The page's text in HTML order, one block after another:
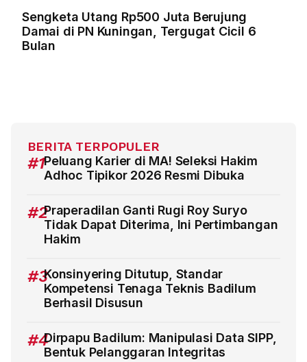
Sengketa Utang Rp500 Juta Berujung
Damai di PN Kuningan, Tergugat Cicil 6
Bulan
BERITA TERPOPULER
#1Peluang Karier di MA! Seleksi Hakim
Adhoc Tipikor 2026 Resmi Dibuka
#2Praperadilan Ganti Rugi Roy Suryo
Tidak Dapat Diterima, Ini Pertimbangan
Hakim
#3Konsinyering Ditutup, Standar
Kompetensi Tenaga Teknis Badilum
Berhasil Disusun
#4Dirpapu Badilum: Manipulasi Data SIPP,
Bentuk Pelanggaran Integritas